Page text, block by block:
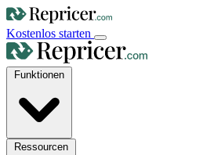
Kostenlos starten